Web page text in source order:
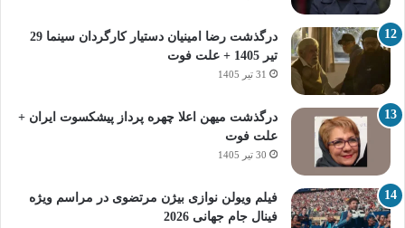
درگذشت رضا امینیان دستیار کارگردان سینما 29
تیر 1405 + علت فوت
31 تیر 1405
درگذشت میهن اعلا چهره پرداز پیشکسوت ایران +
علت فوت
30 تیر 1405
فیلم ویولن نوازی بیژن مرتضوی در مراسم ویژه
فینال جام جهانی 2026